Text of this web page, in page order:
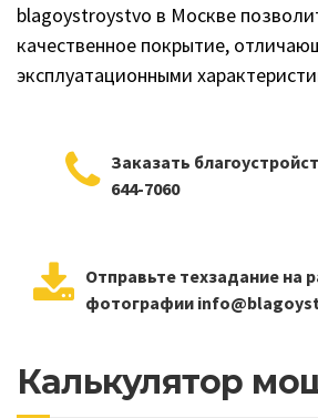
blagoystroystvo в Москве
качественное покрытие,
эксплуатационными
Заказать
644-7060
Отправьте техзадание на
фотографии
Калькулятор